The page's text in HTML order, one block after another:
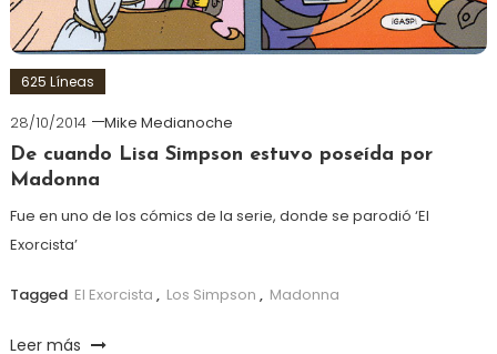
625 Líneas
28/10/2014
Mike Medianoche
De cuando Lisa Simpson estuvo poseída por
Madonna
Fue en uno de los cómics de la serie, donde se parodió ‘El
Exorcista’
Tagged El Exorcista , Los Simpson , Madonna
Leer más